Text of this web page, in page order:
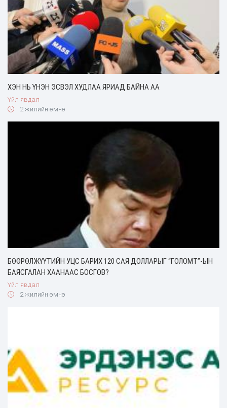
ХЭН НЬ ҮНЭН ЭСВЭЛ ХУДЛАА ЯРИАД БАЙНА АА
Үйл явдал
2 жилийн өмнө
БӨӨРӨЛЖҮҮТИЙН УЦС БАРИХ 120 САЯ ДОЛЛАРЫГ “ГОЛОМТ”-ЫН
БАЯСГАЛАН ХААНААС БОСГОВ?
Үйл явдал
2 жилийн өмнө